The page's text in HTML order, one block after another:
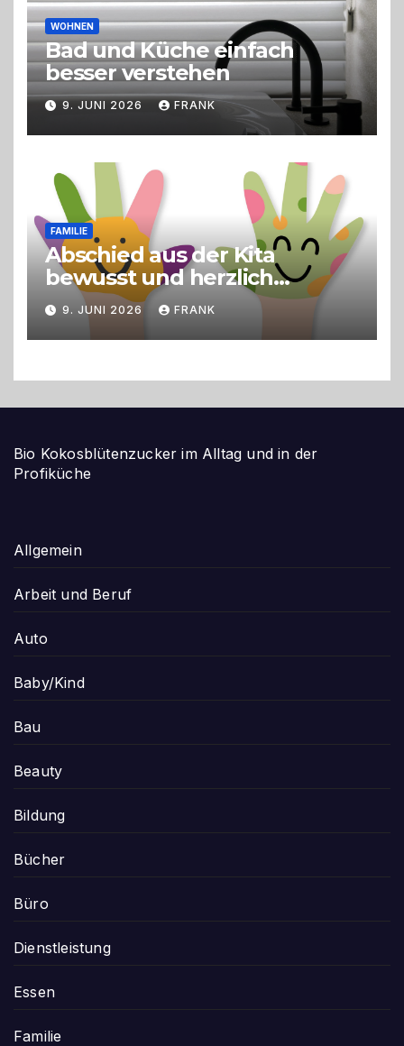
WOHNEN
Bad und Küche einfach
besser verstehen
9. JUNI 2026 FRANK
FAMILIE
Abschied aus der Kita
bewusst und herzlich
gestalten
9. JUNI 2026 FRANK
Bio Kokosblütenzucker im Alltag und in der
Profiküche
Allgemein
Arbeit und Beruf
Auto
Baby/Kind
Bau
Beauty
Bildung
Bücher
Büro
Dienstleistung
Essen
Familie